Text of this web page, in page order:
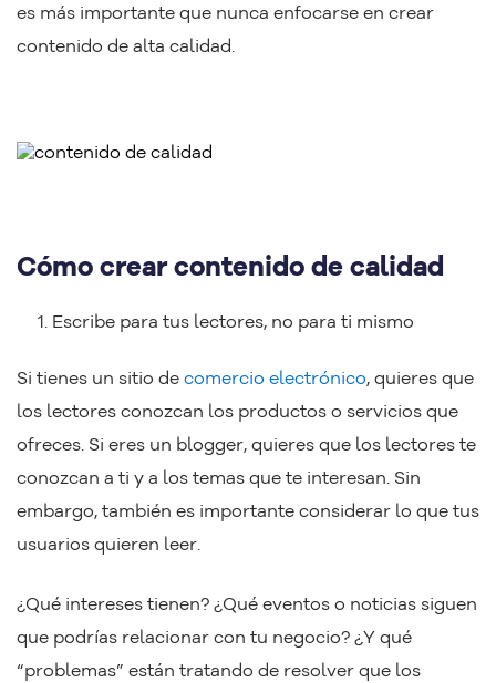
es más importante que nunca enfocarse en crear
contenido de alta calidad.
Cómo crear contenido de calidad
Escribe para tus lectores, no para ti mismo
Si tienes un sitio de comercio electrónico, quieres que
los lectores conozcan los productos o servicios que
ofreces. Si eres un blogger, quieres que los lectores te
conozcan a ti y a los temas que te interesan. Sin
embargo, también es importante considerar lo que tus
usuarios quieren leer.
¿Qué intereses tienen? ¿Qué eventos o noticias siguen
que podrías relacionar con tu negocio? ¿Y qué
“problemas” están tratando de resolver que los